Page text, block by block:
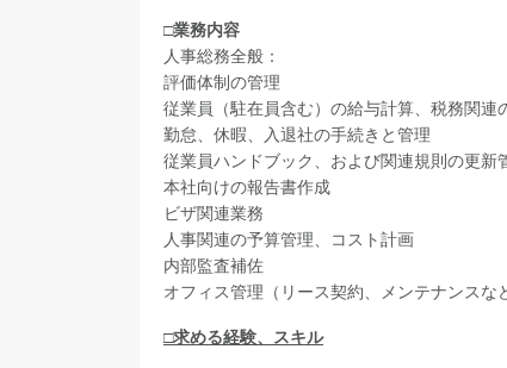
□業務内容
人事総務全般：
評価体制の管理
従業員（駐在員含む）の給与計算、税務関連
勤怠、休暇、入退社の手続きと管理
従業員ハンドブック、および関連規則の更新
本社向けの報告書作成
ビザ関連業務
人事関連の予算管理、コスト計画
内部監査補佐
オフィス管理（リース契約、メンテナンス
□求める経験、スキル